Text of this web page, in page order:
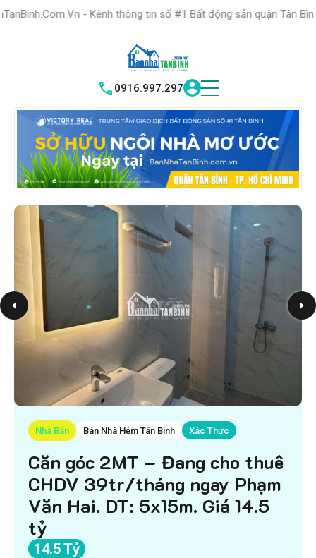
- Kênh thông tin số #1 Bất động sản quận Tân Bình "Nơi
0916.997.297
Nhà Bán Bán Nhà Hẻm Tân Bình Xác Thực
Căn góc 2MT – Đang cho thuê
CHDV 39tr/tháng ngay Phạm
Văn Hai. DT: 5x15m. Giá 14.5
tỷ
14.5 Tỷ
HỆ THỐNG TRUNG
TÂM GIAO DỊCH BĐS TỐT NHẤT QUẬN
TÂN BÌNHVICTORY REAL TÌM HIỂU NGAY|